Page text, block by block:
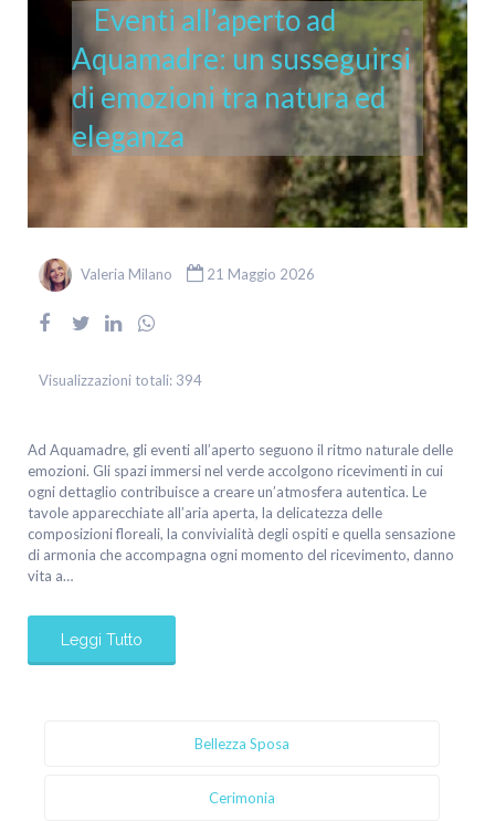
Eventi all’aperto ad
Aquamadre: un susseguirsi
di emozioni tra natura ed
eleganza
Valeria Milano 21 Maggio 2026
Visualizzazioni totali: 394
Ad Aquamadre, gli eventi all’aperto seguono il ritmo naturale delle
emozioni. Gli spazi immersi nel verde accolgono ricevimenti in cui
ogni dettaglio contribuisce a creare un’atmosfera autentica. Le
tavole apparecchiate all’aria aperta, la delicatezza delle
composizioni floreali, la convivialità degli ospiti e quella sensazione
di armonia che accompagna ogni momento del ricevimento, danno
vita a…
Leggi Tutto
Bellezza Sposa
Cerimonia